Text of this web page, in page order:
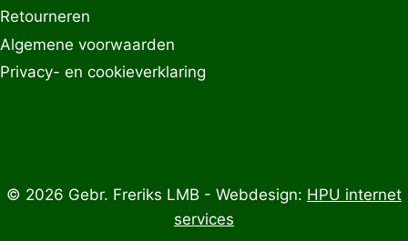
Retourneren
Algemene voorwaarden
Privacy- en cookieverklaring
© 2026 Gebr. Freriks LMB - Webdesign: HPU internet
services